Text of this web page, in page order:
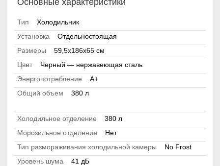
Основные характеристики
Тип
Холодильник
Установка
Отдельностоящая
Размеры
59,5x186x65 см
Цвет
Черный — нержавеющая сталь
Энергопотребление
A+
Общий объем
380 л
Холодильное отделение
380 л
Морозильное отделение
Нет
Тип размораживания холодильной камеры
No Frost
Уровень шума
41 дБ